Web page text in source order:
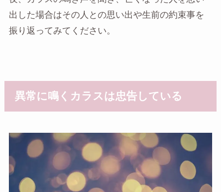
出した場合はその人との思い出や生前の約束事を
振り返ってみてください。
異常に鳴くカラスは忠告している